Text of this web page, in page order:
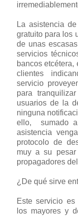
La asistencia
gratuito para los
de unas
servicios
bancos
clientes
servicio
para
usuarios de la
ninguna
ello, sumado
asistencia
protocolo de
muy a su
propagadores
¿De qué sirve
Este servicio es
los mayores y